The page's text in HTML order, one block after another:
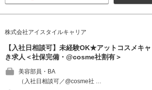
株式会社アイスタイルキャリア
【入社日相談可】未経験OK★アットコスメキ
き求人＜社保完備・@cosme社割有＞
美容部員・BA
（入社日相談可／@cosme社 …